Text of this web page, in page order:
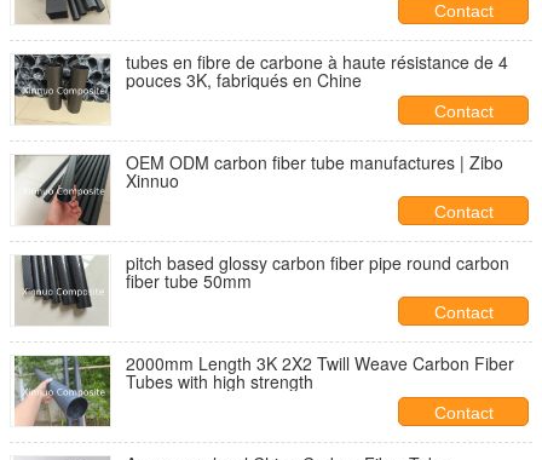
Contact
tubes en fibre de carbone à haute résistance de 4
pouces 3K, fabriqués en Chine
Contact
OEM ODM carbon fiber tube manufactures | Zibo
Xinnuo
Contact
pitch based glossy carbon fiber pipe round carbon
fiber tube 50mm
Contact
2000mm Length 3K 2X2 Twill Weave Carbon Fiber
Tubes with high strength
Contact